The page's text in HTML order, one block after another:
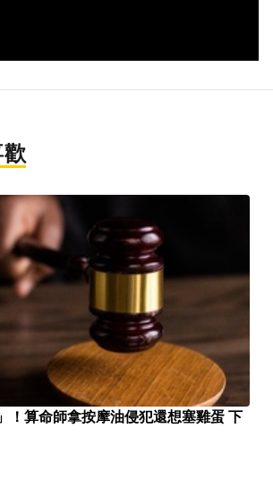
！算命師拿按摩油侵犯還想塞雞蛋 下